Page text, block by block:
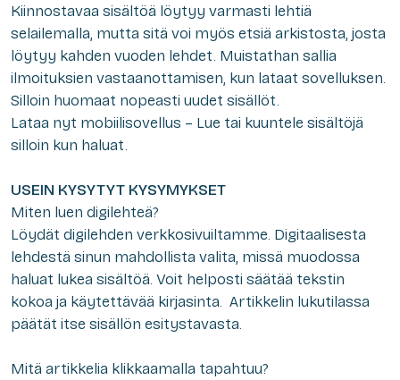
Kiinnostavaa sisältöä löytyy varmasti lehtiä
selailemalla, mutta sitä voi myös etsiä arkistosta, josta
löytyy kahden vuoden lehdet. Muistathan sallia
ilmoituksien vastaanottamisen, kun lataat sovelluksen.
Silloin huomaat nopeasti uudet sisällöt.
Lataa nyt mobiilisovellus – Lue tai kuuntele sisältöjä
silloin kun haluat.
USEIN KYSYTYT KYSYMYKSET
Miten luen digilehteä?
Löydät digilehden verkkosivuiltamme. Digitaalisesta
lehdestä sinun mahdollista valita, missä muodossa
haluat lukea sisältöä. Voit helposti säätää tekstin
kokoa ja käytettävää kirjasinta. Artikkelin lukutilassa
päätät itse sisällön esitystavasta.
Mitä artikkelia klikkaamalla tapahtuu?